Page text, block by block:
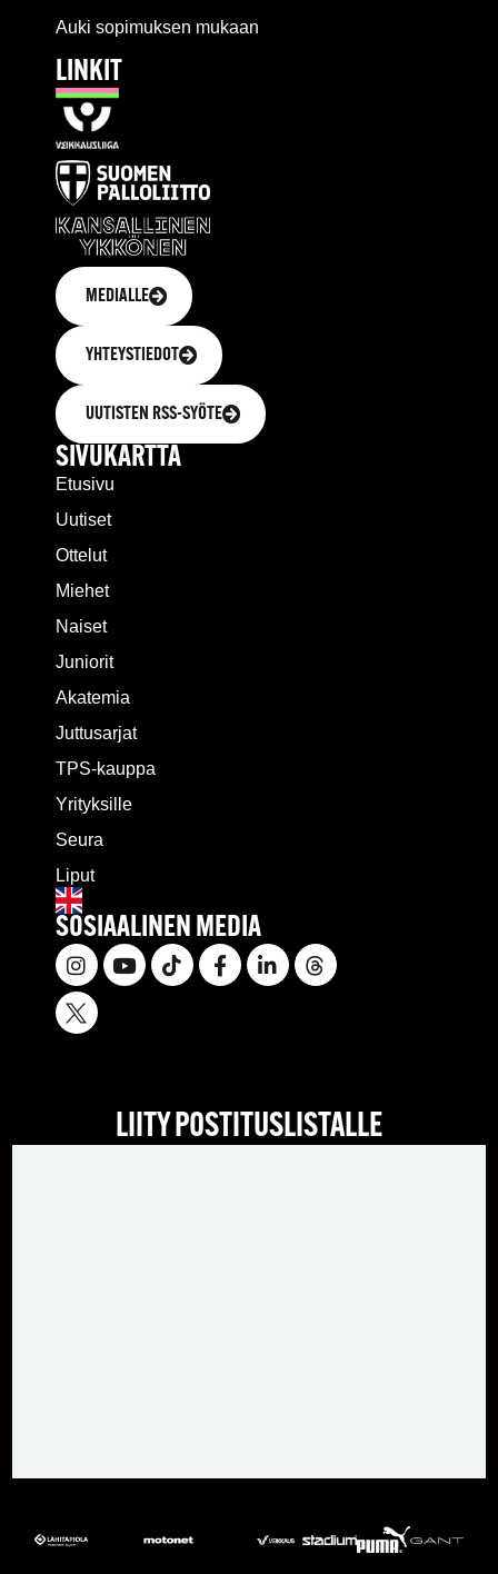
Auki sopimuksen mukaan
LINKIT
MEDIALLE
YHTEYSTIEDOT
UUTISTEN RSS-SYÖTE
SIVUKARTTA
Etusivu
Uutiset
Ottelut
Miehet
Naiset
Juniorit
Akatemia
Juttusarjat
TPS-kauppa
Yrityksille
Seura
Liput
SOSIAALINEN MEDIA
LIITY POSTITUSLISTALLE